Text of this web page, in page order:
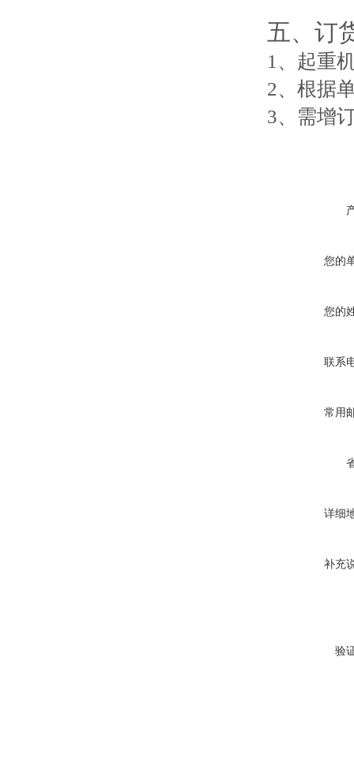
五、订
1、起重
2、根据
3、需增
您的
您的
联系
常用
详细
补充
验